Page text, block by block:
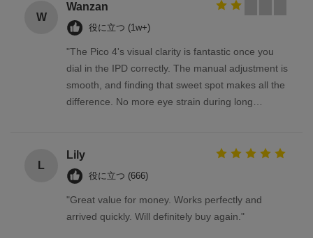
W
Wanzan
役に立つ (1w+)
"The Pico 4's visual clarity is fantastic once you
dial in the IPD correctly. The manual adjustment is
smooth, and finding that sweet spot makes all the
difference. No more eye strain during long
fantastic once you dial in the IPD correctly. The
manual adjustment is smooth, and finding that
sweet spot makes all the difference. No more eye
strain during long sessions. Highly recommend
taking the time to set it up properly!""The Pico 4's
L
Lily
役に立つ (666)
"Great value for money. Works perfectly and
arrived quickly. Will definitely buy again."